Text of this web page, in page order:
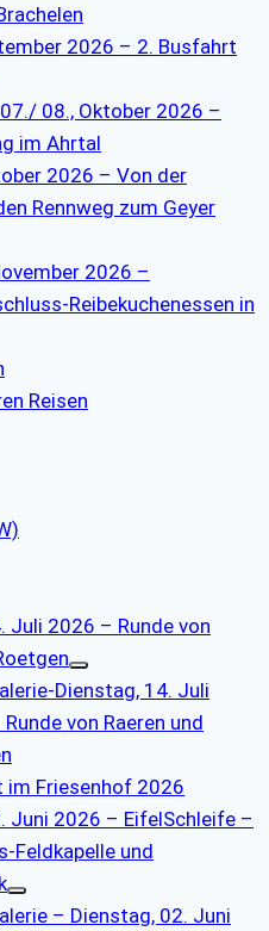
2026 – 2. Busfahrt
08., Oktober 2026 –
im Ahrtal
2026 – Von der
Rennweg zum Geyer
2026 –
Reibekuchenessen in
Reisen
Juli 2026 – Runde von
Dienstag, 14. Juli
von Raeren und
Friesenhof 2026
Juni 2026 – EifelSchleife –
Feldkapelle und
– Dienstag, 02. Juni